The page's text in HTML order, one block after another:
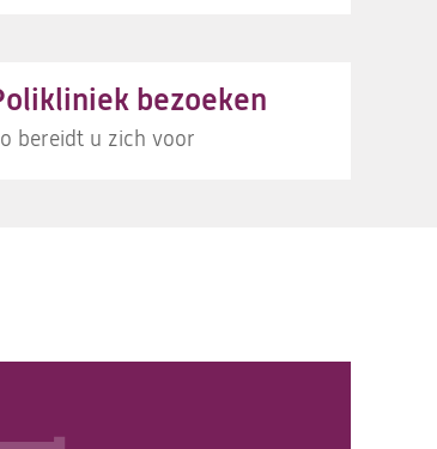
bezoeken
bereidt u zich voor